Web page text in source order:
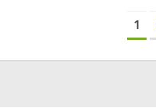
1